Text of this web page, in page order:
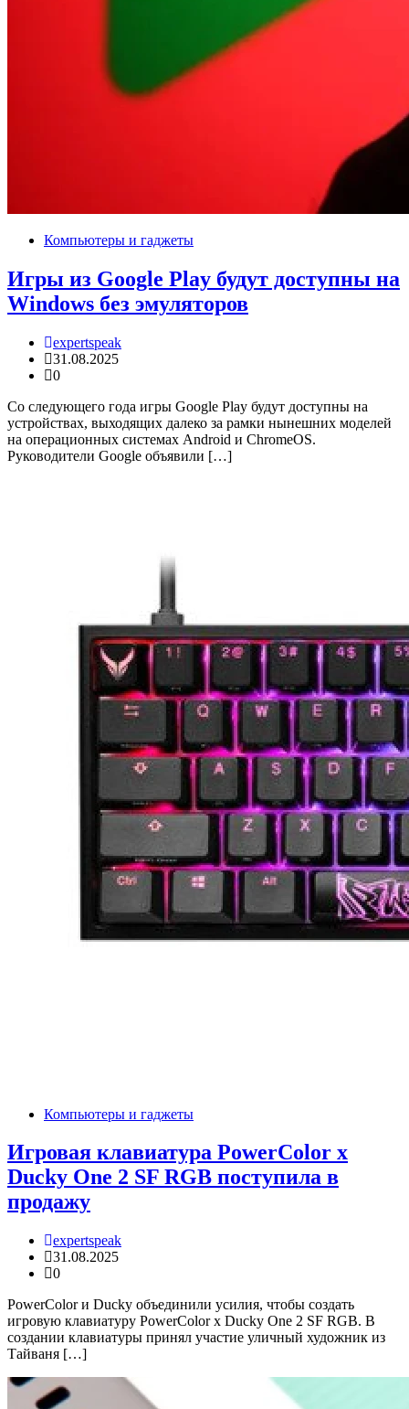
Компьютеры и гаджеты
Игры из Google Play будут доступны на
Windows без эмуляторов
expertspeak
31.08.2025
0
Со следующего года игры Google Play будут доступны на
устройствах, выходящих далеко за рамки нынешних моделей
на операционных системах Android и ChromeOS.
Руководители Google объявили […]
Компьютеры и гаджеты
Игровая клавиатура PowerColor x
Ducky One 2 SF RGB поступила в
продажу
expertspeak
31.08.2025
0
PowerColor и Ducky объединили усилия, чтобы создать
игровую клавиатуру PowerColor x Ducky One 2 SF RGB. В
создании клавиатуры принял участие уличный художник из
Тайваня […]